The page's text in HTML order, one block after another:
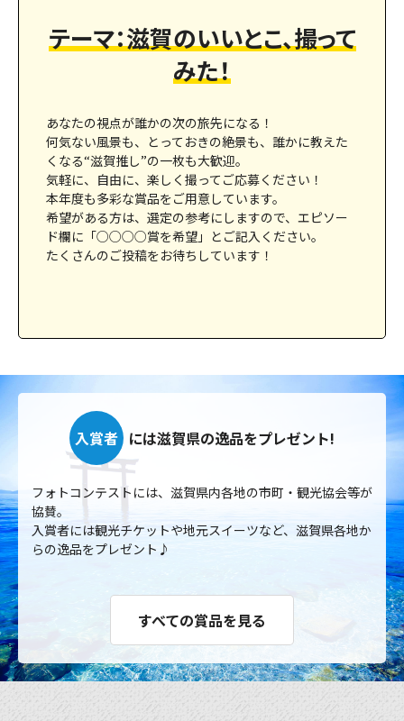
テーマ：滋賀のいいとこ、撮って
みた！
あなたの視点が誰かの次の旅先になる！
何気ない風景も、とっておきの絶景も、誰かに教えた
くなる“滋賀推し”の一枚も大歓迎。
気軽に、自由に、楽しく撮ってご応募ください！
本年度も多彩な賞品をご用意しています。
希望がある方は、選定の参考にしますので、エピソー
ド欄に「○○○○賞を希望」とご記入ください。
たくさんのご投稿をお待ちしています！
入賞者 には滋賀県の逸品をプレゼント!
フォトコンテストには、滋賀県内各地の市町・観光協会等が
協賛。
入賞者には観光チケットや地元スイーツなど、滋賀県各地か
らの逸品をプレゼント♪
すべての賞品を見る